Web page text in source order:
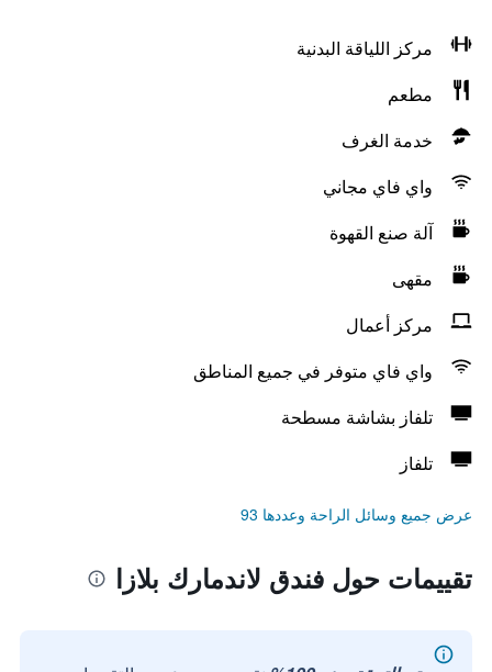
مركز اللياقة البدنية
مطعم
خدمة الغرف
واي فاي مجاني
آلة صنع القهوة
مقهى
مركز أعمال
واي فاي متوفر في جميع المناطق
تلفاز بشاشة مسطحة
تلفاز
عرض جميع وسائل الراحة وعددها 93
تقييمات حول فندق لاندمارك بلازا